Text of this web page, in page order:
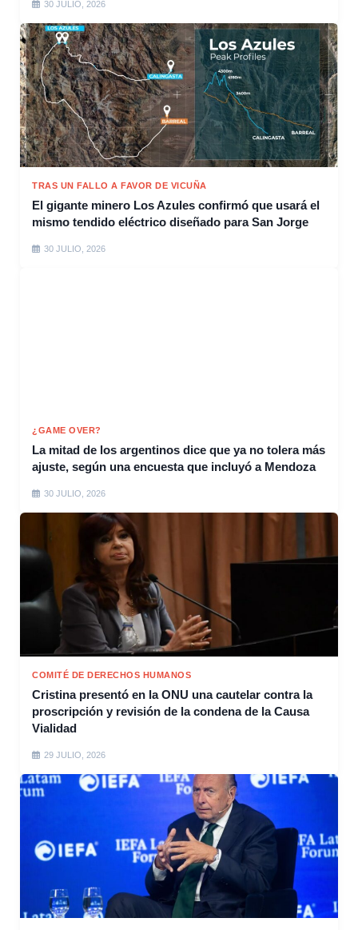
30 JULIO, 2026
TRAS UN FALLO A FAVOR DE VICUÑA
El gigante minero Los Azules confirmó que usará el
mismo tendido eléctrico diseñado para San Jorge
30 JULIO, 2026
¿GAME OVER?
La mitad de los argentinos dice que ya no tolera más
ajuste, según una encuesta que incluyó a Mendoza
30 JULIO, 2026
COMITÉ DE DERECHOS HUMANOS
Cristina presentó en la ONU una cautelar contra la
proscripción y revisión de la condena de la Causa
Vialidad
29 JULIO, 2026